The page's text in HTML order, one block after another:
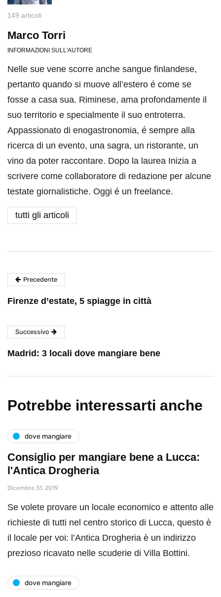
149 articoli
Marco Torri
INFORMAZIONI SULL'AUTORE
Nelle sue vene scorre anche sangue finlandese,
pertanto quando si muove all’estero é come se
fosse a casa sua. Riminese, ama profondamente il
suo territorio e specialmente il suo entroterra.
Appassionato di enogastronomia, é sempre alla
ricerca di un evento, una sagra, un ristorante, un
vino da poter raccontare. Dopo la laurea Inizia a
scrivere come collaboratore di redazione per alcune
testate giornalistiche. Oggi é un freelance.
tutti gli articoli
Precedente
Firenze d’estate, 5 spiagge in città
Successivo
Madrid: 3 locali dove mangiare bene
Potrebbe interessarti anche
dove mangiare
Consiglio per mangiare bene a Lucca:
l'Antica Drogheria
Dicembre 31, 2019
Se volete provare un locale economico e attento alle
richieste di tutti nel centro storico di Lucca, questo è
il locale per voi: l’Antica Drogheria è un indirizzo
prezioso ricavato nelle scuderie di Villa Bottini.
dove mangiare